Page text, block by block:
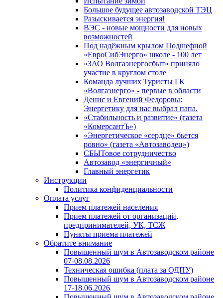
Большое будущее автозаводской ТЭЦ
Разыскивается энергия!
ВЭС - новые мощности для новых
возможностей
Под надёжным крылом Подшефной
«ЕвроСибЭнерго» школе - 100 лет
«ЗАО Волгаэнергосбыт» приняло
участие в круглом столе
Команда лучших Туристы ГК
«Волгаэнерго» - первые в области
Денис и Евгений Федоровы:
Энергетику для нас выбрал папа.
«Стабильность и развитие» (газета
«КомерсантЪ»)
«Энергетическое «сердце» бьется
ровно» (газета «Автозаводец»)
СБЫТовое сотрудничество
Автозавод «энергичный»
Главный энергетик
Инструкции
Политика конфиденциальности
Оплата услуг
Прием платежей населения
Прием платежей от организаций,
предпринимателей, УК, ТСЖ
Пункты приема платежей
Обратите внимание
Повышенный шум в Автозаводском районе
07-08.08.2026
Техническая ошибка (плата за ОДПУ)
Повышенный шум в Автозаводском районе
17-18.06.2026